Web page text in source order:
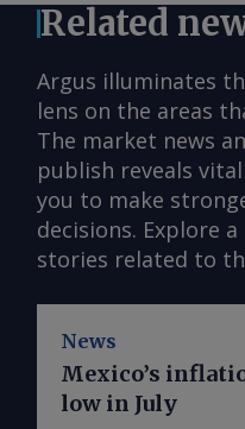
Related
Argus illuminates
lens on the areas
The market news
publish reveals
you to make
decisions. Explore
stories related to
News
Mexico’s
low in July